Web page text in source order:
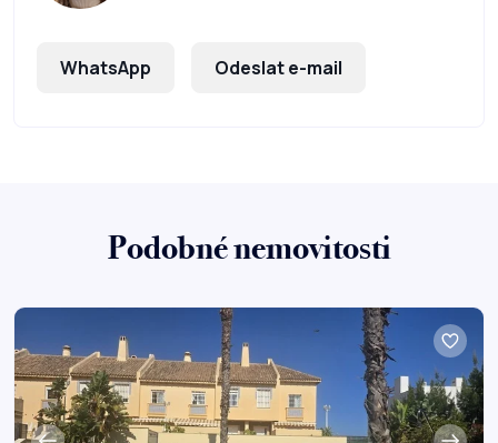
WhatsApp Odeslat e-mail
Podobné nemovitosti